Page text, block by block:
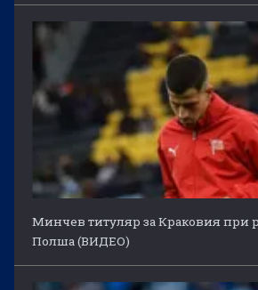
Минчев титуляр за Краковия при
Полша (ВИДЕО)